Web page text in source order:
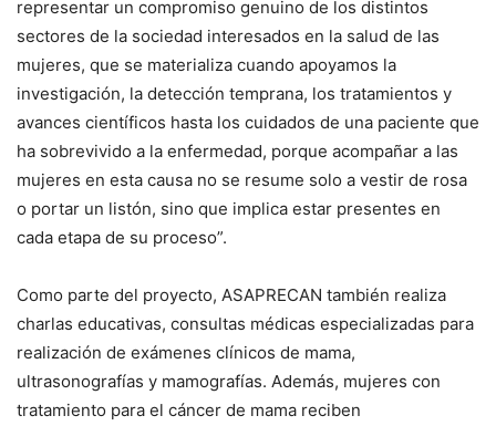
representar un compromiso genuino de los distintos
sectores de la sociedad interesados en la salud de las
mujeres, que se materializa cuando apoyamos la
investigación, la detección temprana, los tratamientos y
avances científicos hasta los cuidados de una paciente que
ha sobrevivido a la enfermedad, porque acompañar a las
mujeres en esta causa no se resume solo a vestir de rosa
o portar un listón, sino que implica estar presentes en
cada etapa de su proceso”.
Como parte del proyecto, ASAPRECAN también realiza
charlas educativas, consultas médicas especializadas para
realización de exámenes clínicos de mama,
ultrasonografías y mamografías. Además, mujeres con
tratamiento para el cáncer de mama reciben